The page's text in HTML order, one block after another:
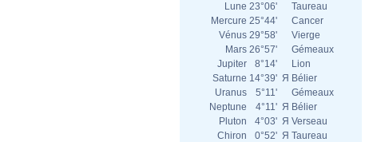
Lune 23°06'
Taureau
Mercure 25°44'
Cancer
Vénus 29°58'
Vierge
Mars 26°57'
Gémeaux
Jupiter
8°14'
Lion
Saturne 14°39' Я Bélier
Uranus
5°11'
Gémeaux
Neptune
4°11' Я Bélier
Pluton
4°03' Я Verseau
Chiron
0°52' Я Taureau